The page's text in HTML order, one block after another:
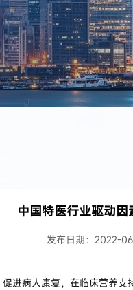
中国特医行业驱动因
发布日期：2022-
进病人康复，在临床营养